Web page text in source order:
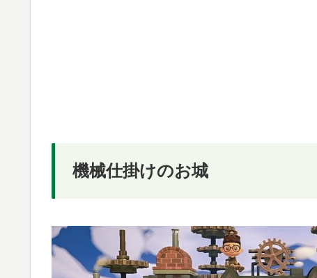
機械仕掛けのお城